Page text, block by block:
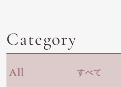
Category
All すべて